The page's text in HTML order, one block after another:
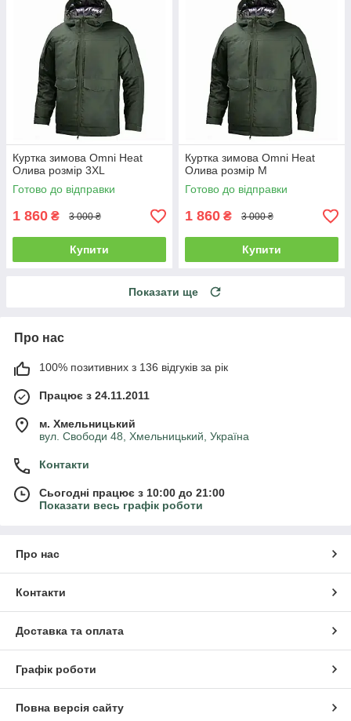
Куртка зимова Omni Heat
Олива розмір 3XL
Готово до відправки
1 860 ₴ 3 000 ₴
Купити
Куртка зимова Omni Heat
Олива розмір M
Готово до відправки
1 860 ₴ 3 000 ₴
Купити
Показати ще
Про нас
100% позитивних з 136 відгуків за рік
Працює з 24.11.2011
м. Хмельницький
вул. Свободи 48, Хмельницький, Україна
Контакти
Сьогодні працює з 10:00 до 21:00
Показати весь графік роботи
Про нас
Контакти
Доставка та оплата
Графік роботи
Повна версія сайту